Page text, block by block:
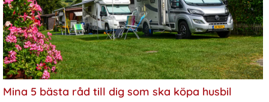
Mina 5 bästa råd till dig som ska köpa husbil